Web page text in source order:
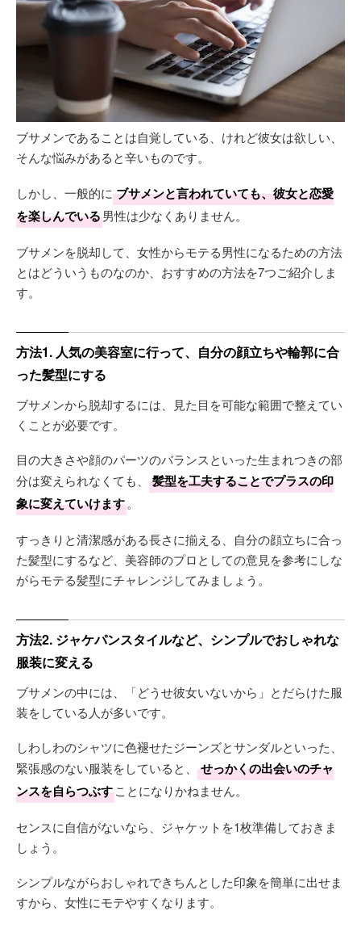
ブサメンであることは自覚している、けれど彼女は欲しい、
そんな悩みがあると辛いものです。
しかし、一般的に ブサメンと言われていても、彼女と恋愛
を楽しんでいる男性は少なくありません。
ブサメンを脱却して、女性からモテる男性になるための方法
とはどういうものなのか、おすすめの方法を7つご紹介しま
す。
方法1. 人気の美容室に行って、自分の顔立ちや輪郭に合
った髪型にする
ブサメンから脱却するには、見た目を可能な範囲で整えてい
くことが必要です。
目の大きさや顔のパーツのバランスといった生まれつきの部
分は変えられなくても、
髪型を工夫することでプラスの印
象に変えていけます。
すっきりと清潔感がある長さに揃える、自分の顔立ちに合っ
た髪型にするなど、美容師のプロとしての意見を参考にしな
がらモテる髪型にチャレンジしてみましょう。
方法2. ジャケパンスタイルなど、シンプルでおしゃれな
服装に変える
ブサメンの中には、「どうせ彼女いないから」とだらけた服
装をしている人が多いです。
しわしわのシャツに色褪せたジーンズとサンダルといった、
緊張感のない服装をしていると、
せっかくの出会いのチャ
ンスを自らつぶすことになりかねません。
センスに自信がないなら、ジャケットを1枚準備しておきま
しょう。
シンプルながらおしゃれできちんとした印象を簡単に出せま
すから、女性にモテやすくなります。